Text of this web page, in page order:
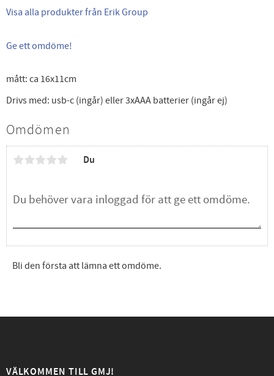
Visa alla produkter från Erik Group
Ge ett omdöme!
mått: ca 16x11cm
Drivs med: usb-c (ingår) eller 3xAAA batterier (ingår ej)
Omdömen
Du
Bli den första att lämna ett omdöme.
VÄLKOMMEN TILL GMJ!